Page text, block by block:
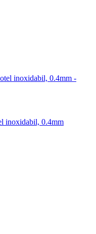
inoxidabil, 0.4mm